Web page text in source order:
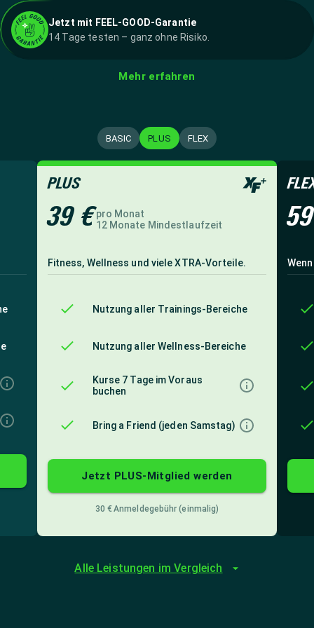
Jetzt mit FEEL-GOOD-Garantie
14 Tage testen – ganz ohne Risiko.
Mehr erfahren
BASIC PLUS FLEX
PLUS
39 €pro Monat
12 Monate Mindestlaufzeit
Fitness, Wellness und viele XTRA-Vorteile.
Nutzung aller Trainings-Bereiche
Nutzung aller Wellness-Bereiche
Kurse 7 Tage im Voraus
buchen
Bring a Friend (jeden Samstag)
Jetzt PLUS-Mitglied werden
30 €Anmeldegebühr (einmalig)
Alle Leistungen im Vergleich